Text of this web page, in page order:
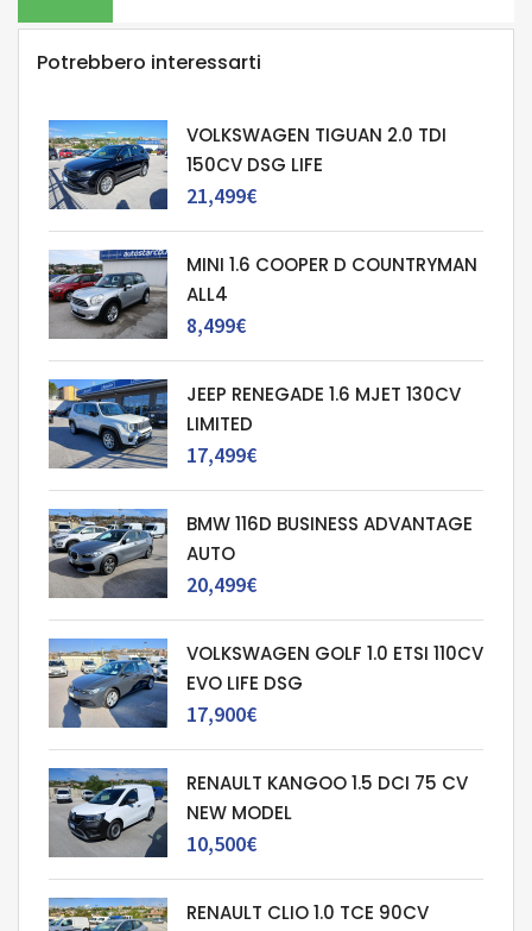
Potrebbero interessarti
VOLKSWAGEN TIGUAN 2.0 TDI
150CV DSG LIFE
21,499€
MINI 1.6 COOPER D COUNTRYMAN
ALL4
8,499€
JEEP RENEGADE 1.6 MJET 130CV
LIMITED
17,499€
BMW 116D BUSINESS ADVANTAGE
AUTO
20,499€
VOLKSWAGEN GOLF 1.0 ETSI 110CV
EVO LIFE DSG
17,900€
RENAULT KANGOO 1.5 DCI 75 CV
NEW MODEL
10,500€
RENAULT CLIO 1.0 TCE 90CV